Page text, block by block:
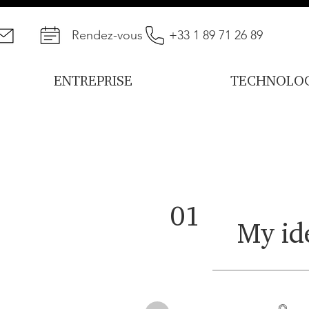
ENTREPRISE
Rendez-vous +33 1 89 71 26 89
My
01